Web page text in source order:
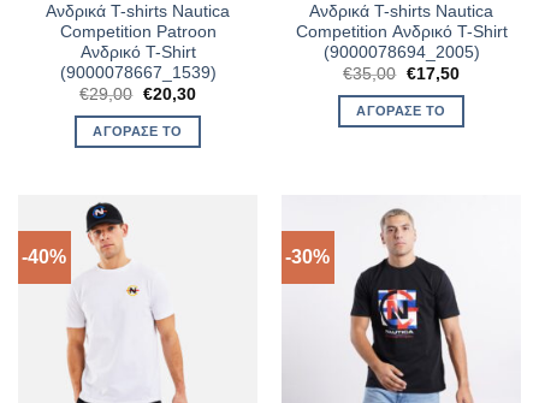
Ανδρικά T-shirts Nautica
Competition Patroon
Ανδρικό T-Shirt
(9000078667_1539)
€29,00 Original
was:
€29,00.
€20,30Η
ΑΓΌΡΑΣΈ ΤΟ
Ανδρικά T-shirts Nautica
Competition Ανδρικό T-Shirt
(9000078694_2005)
€35,00 Original
was:
€35,00.
€17,50Η
ΑΓΌΡΑΣΈ ΤΟ
-40% -30%